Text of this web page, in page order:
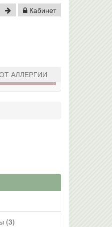
Кабинет
АЛЛЕРГИИ
(3)